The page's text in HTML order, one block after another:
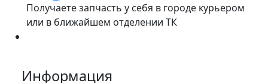
Получаете запчасть у себя в городе курьером
или в ближайшем отделении ТК
Информация